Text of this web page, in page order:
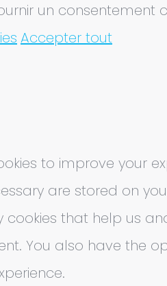
un consentement
Accepter tout
to improve your
are stored on
that help us
You also have the